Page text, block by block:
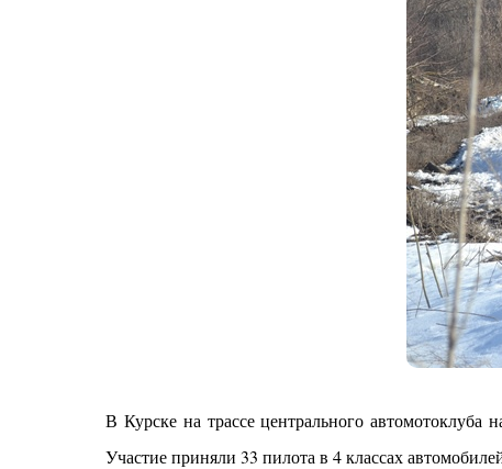
В Курске на трассе центрального
Участие приняли 33 пилота в 4 классах